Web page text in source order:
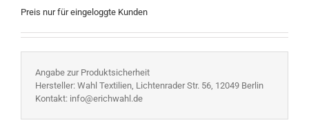
Preis nur für eingeloggte Kunden
Angabe zur Produktsicherheit
Hersteller: Wahl Textilien, Lichtenrader Str. 56, 12049 Berlin
Kontakt: info@erichwahl.de